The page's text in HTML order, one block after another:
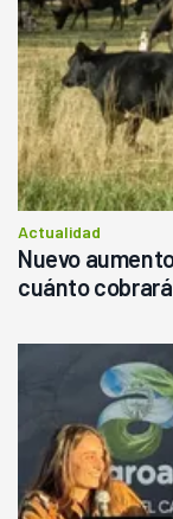
Actualidad
Nuevo
cuánto